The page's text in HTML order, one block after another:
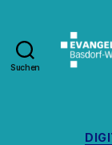
Suchen